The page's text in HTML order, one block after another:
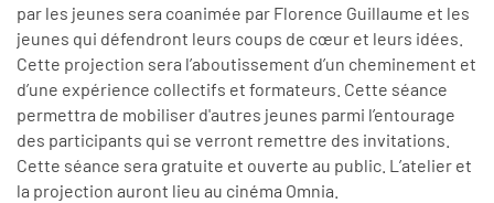
par les jeunes sera coanimée par Florence Guillaume et les
jeunes qui défendront leurs coups de cœur et leurs idées.
Cette projection sera l’aboutissement d’un cheminement et
d’une expérience collectifs et formateurs. Cette séance
permettra de mobiliser d'autres jeunes parmi l’entourage
des participants qui se verront remettre des invitations.
Cette séance sera gratuite et ouverte au public. L’atelier et
la projection auront lieu au cinéma Omnia.